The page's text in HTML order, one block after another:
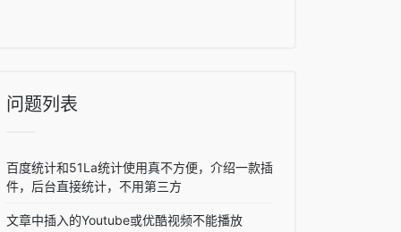
问题列表
百度统计和51La统计使用真不方便，介绍一款插
件，后台直接统计，不用第三方
文章中插入的Youtube或优酷视频不能播放